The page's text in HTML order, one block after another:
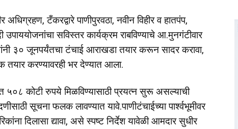
टँकरद्वारे पाणीपुरवठा, नवीन विहीर व हातपंप,
सविस्तर कार्यक्रम राबविण्याचे आ.मुनगंटीवार
३० जूनपर्यंतचा टंचाई आराखडा तयार करून सादर करावा,
तयार करण्यावरही भर देण्यात आला.
कोटी रुपये मिळविण्यासाठी प्रयत्न सुरू असल्याची
सूचना फलक लावण्यात यावे.पाणीटंचाईच्या पार्श्वभूमीवर
दिलासा द्यावा, असे स्पष्ट निर्देश यावेळी आमदार सुधीर